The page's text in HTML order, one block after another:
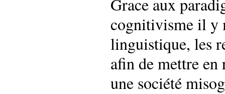
cognitivisme il y
linguistique, les
afin de mettre
une société